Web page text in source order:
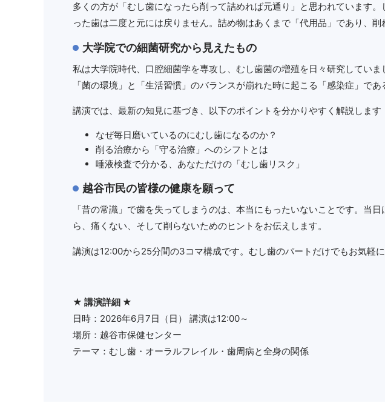
多くの方が「むし歯になったら削って詰めれば元通り」と思われています
った歯は二度と元には戻りません。詰め物はあくまで「代用品」であり、
大学院での細菌研究から見えたもの
私は大学院時代、口腔細菌学を専攻し、むし歯菌の増殖を日々研究してい
「菌の環境」と「生活習慣」のバランスが崩れた時に起こる「感染症」であ
講演では、最新の知見に基づき、以下のポイントを分かりやすく解説します
なぜ毎日磨いているのにむし歯になるのか？
削る治療から「守る治療」へのシフトとは
唾液検査で分かる、あなただけの「むし歯リスク」
越谷市民の皆様の健康を願って
「昔の常識」で歯を失ってしまうのは、本当にもったいないことです。当
ら、痛くない、そして削らないためのヒントをお伝えします。
講演は12:00から25分間の3コマ構成です。むし歯のパートだけでもお気軽
★ 講演詳細 ★
日時：2026年6月7日（日） 講演は12:00～
場所：越谷市保健センター
テーマ：むし歯・オーラルフレイル・歯周病と全身の関係